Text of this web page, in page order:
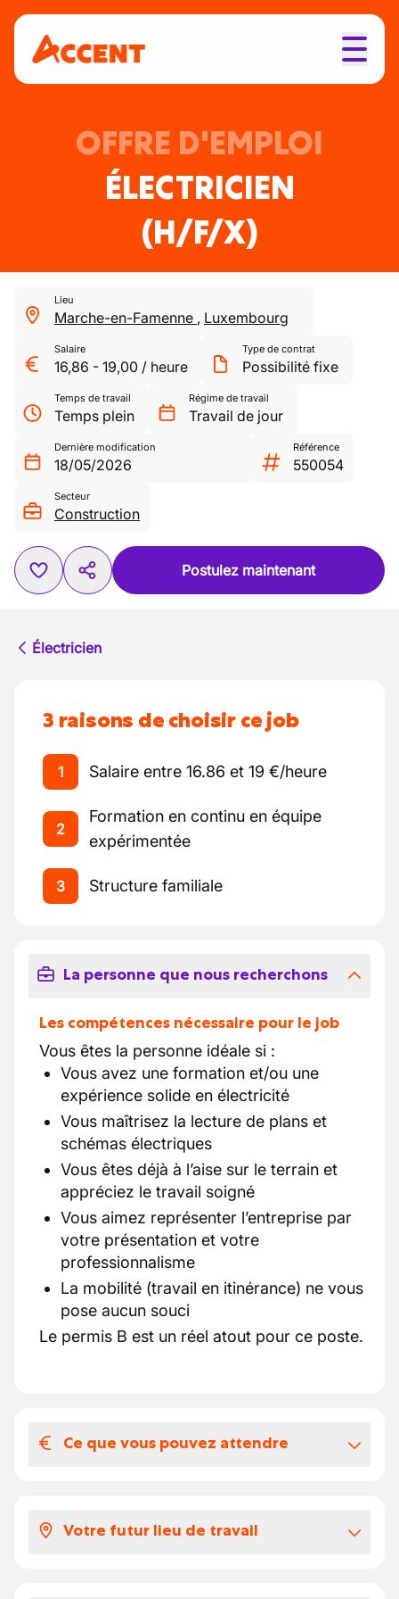
OFFRE D'EMPLOI
ÉLECTRICIEN
(H/F/X)
Lieu
Marche-en-Famenne , Luxembourg
Salaire
16,86 - 19,00 / heure
Type de contrat
Possibilité fixe
Temps de travail
Temps plein
Régime de travail
Travail de jour
Dernière modification
18/05/2026
Référence
550054
Secteur
Construction
Postulez maintenant
Électricien
3 raisons de choisir ce job
1 Salaire entre 16.86 et 19 €/heure
2
Formation en continu en équipe
expérimentée
3 Structure familiale
La personne que nous recherchons
Les compétences nécessaire pour le job
Vous êtes la personne idéale si :
Vous avez une formation et/ou une
expérience solide en électricité
Vous maîtrisez la lecture de plans et
schémas électriques
Vous êtes déjà à l’aise sur le terrain et
appréciez le travail soigné
Vous aimez représenter l’entreprise par
votre présentation et votre
professionnalisme
La mobilité (travail en itinérance) ne vous
pose aucun souci
Le permis B est un réel atout pour ce poste.
Ce que vous pouvez attendre
Selon votre expérience, votre salaire se
Votre futur lieu de travail